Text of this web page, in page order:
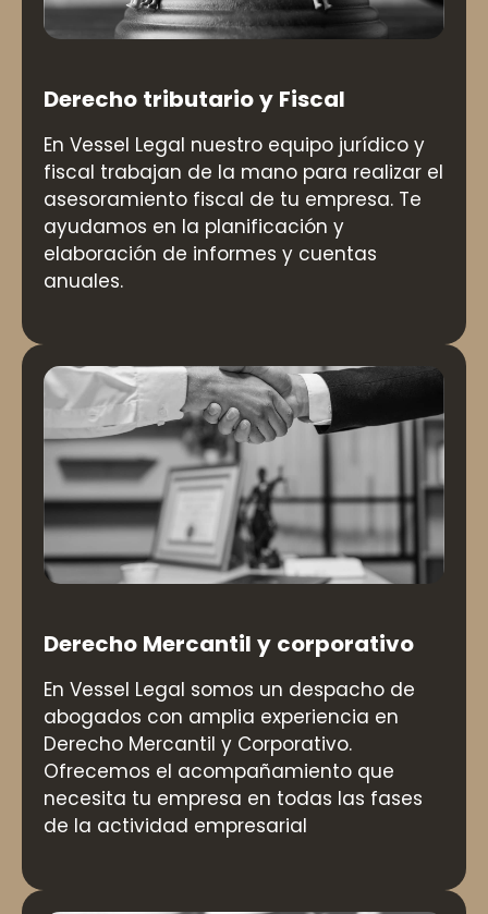
Derecho tributario y Fiscal
En Vessel Legal nuestro equipo jurídico y
fiscal trabajan de la mano para realizar el
asesoramiento fiscal de tu empresa. Te
ayudamos en la planificación y
elaboración de informes y cuentas
anuales.
Derecho Mercantil y corporativo
En Vessel Legal somos un despacho de
abogados con amplia experiencia en
Derecho Mercantil y Corporativo.
Ofrecemos el acompañamiento que
necesita tu empresa en todas las fases
de la actividad empresarial